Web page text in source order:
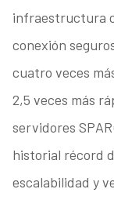
infraestructura
conexión
cuatro veces
2,5 veces más
servidores
historial récord
escalabilidad y